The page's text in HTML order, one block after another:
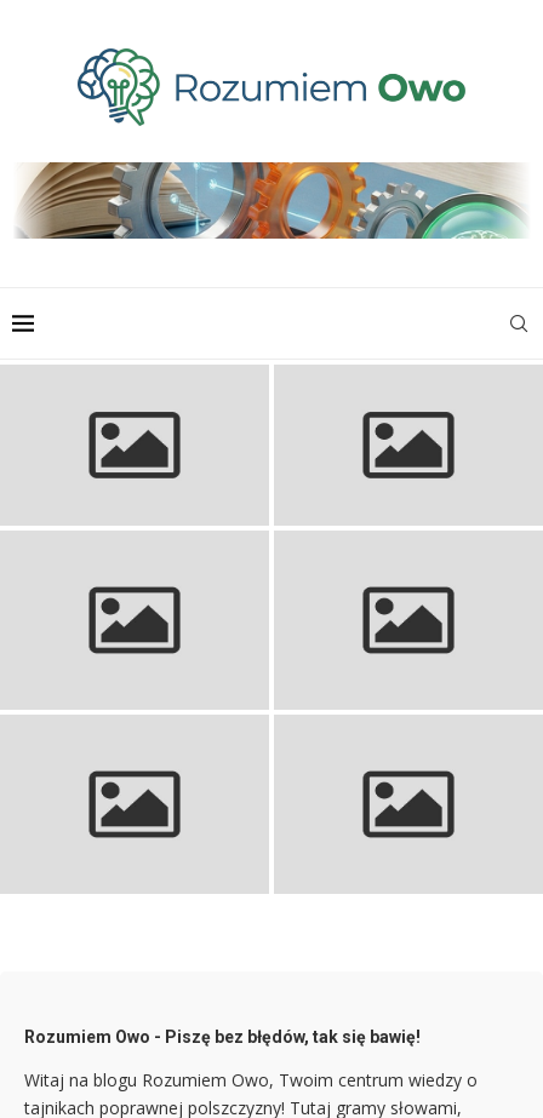
Koszulki siatkarskie: Ranking,
wybór i najlepsze modele na
Bluza siatkarska: komfort i styl
Tejpy na palce siatkówka: Jak
Rozumiem Owo - Piszę bez błędów, tak się bawię!
Witaj na blogu Rozumiem Owo, Twoim centrum wiedzy o
tajnikach poprawnej polszczyzny! Tutaj gramy słowami,